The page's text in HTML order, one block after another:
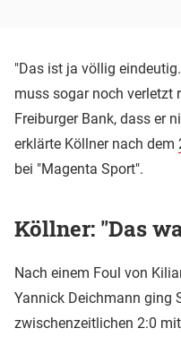
"Das ist ja völlig
muss sogar noch verletzt
Freiburger Bank, dass er
erklärte Köllner nach dem
bei "Magenta Sport".
Köllner: "Das
Nach einem Foul von
Yannick Deichmann ging
zwischenzeitlichen 2:0